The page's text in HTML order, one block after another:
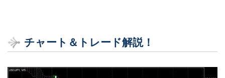
チャート＆トレード解説！